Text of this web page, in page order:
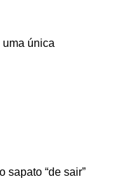
uma única
sapato “de sair”